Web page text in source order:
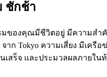
ชักช้า
รมของคุณมีชีวิตอยู่ มีความสํ
าก Tokyo ความเสี่ยง มีเค
เสร็จ และประมวลผลภายใ